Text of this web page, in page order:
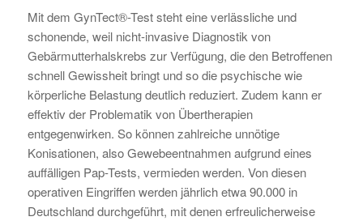
Mit dem GynTect®-Test steht eine verlässliche und
schonende, weil nicht-invasive Diagnostik von
Gebärmutterhalskrebs zur Verfügung, die den Betroffenen
schnell Gewissheit bringt und so die psychische wie
körperliche Belastung deutlich reduziert. Zudem kann er
effektiv der Problematik von Übertherapien
entgegenwirken. So können zahlreiche unnötige
Konisationen, also Gewebeentnahmen aufgrund eines
auffälligen Pap-Tests, vermieden werden. Von diesen
operativen Eingriffen werden jährlich etwa 90.000 in
Deutschland durchgeführt, mit denen erfreulicherweise